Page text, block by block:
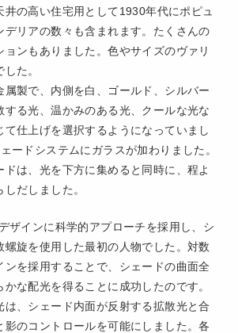
井の高い住宅用として1930年代にポピュ
デリアの数々も含まれます。たくさんの
ンもありました。色やサイズのヴァリ
た。
属製で、内側を白、ゴールド、シルバー
する光、温かみのある光、クールな光な
て仕上げを選択するようになっていまし
ードシステムにガラスが加わりました。
は、光を下方に集めると同時に、程よ
だしました。
ザインに科学的アプローチを採用し、シ
螺旋を使用した最初の人物でした。対数
ンを採用することで、シェードの曲面全
な配光を得ることに成功したのです。
は、シェード内面が反射する拡散光と合
影のコントロールを可能にしました。各